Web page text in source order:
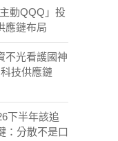
動QQQ」投
應鏈布局
不光看護國神
技供應鏈
下半年該追
：分散不是口